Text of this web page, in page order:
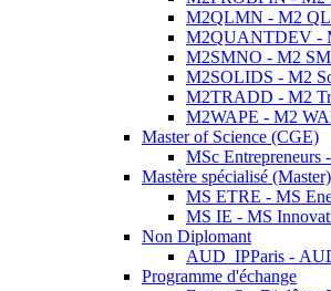
M2QLMN - M2
M2QUANTDEV -
M2SMNO - M2
M2SOLIDS - M2
M2TRADD - M2
M2WAPE - M2
Master of Science (CGE)
MSc Entrepreneurs
Mastère spécialisé (Master)
MS ETRE - MS
MS IE - MS
Non Diplomant
AUD_IPParis -
Programme d'échange